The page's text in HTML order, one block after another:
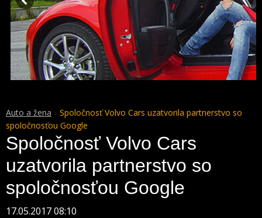
Auto a žena
Spoločnosť Volvo Cars uzatvorila partnerstvo so
spoločnosťou Google
Spoločnosť Volvo Cars
uzatvorila partnerstvo so
spoločnosťou Google
17.05.2017 08:10